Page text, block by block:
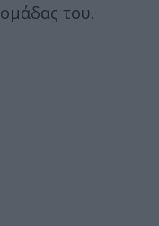
ομάδας του.